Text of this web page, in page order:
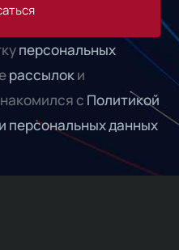
персональных
рассылоки
с Политикой
персональных данных